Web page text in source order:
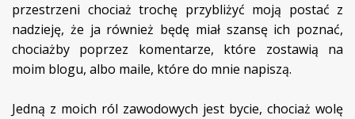
przestrzeni chociaż trochę przybliżyć moją postać z
nadzieję, że ja również będę miał szansę ich poznać,
chociażby poprzez komentarze, które zostawią na
moim blogu, albo maile, które do mnie napiszą.
Jedną z moich ról zawodowych jest bycie, chociaż wolę